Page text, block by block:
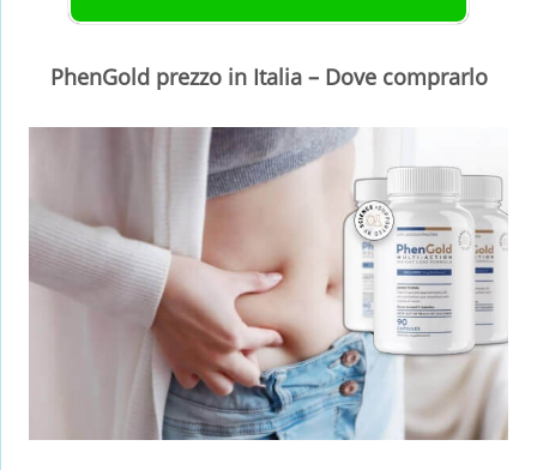
PhenGold prezzo in Italia – Dove comprarlo